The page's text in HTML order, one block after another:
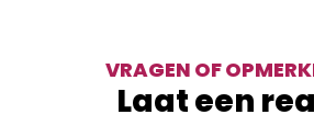
VRAGEN OF
Laat een